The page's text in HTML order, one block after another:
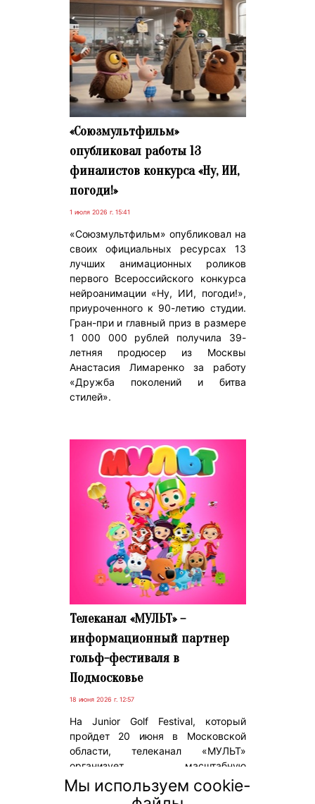
«Союзмультфильм»
опубликовал работы 13
финалистов конкурса «Ну, ИИ,
погоди!»
1 июля 2026 г. 15:41
«Союзмультфильм» опубликовал на
своих официальных ресурсах 13
лучших анимационных роликов
первого Всероссийского конкурса
нейроанимации «Ну, ИИ, погоди!»,
приуроченного к 90-летию студии.
Гран-при и главный приз в размере
1 000 000 рублей получила 39-
летняя продюсер из Москвы
Анастасия Лимаренко за работу
«Дружба поколений и битва
стилей».
Телеканал «МУЛЬТ» –
информационный партнер
гольф-фестиваля в
Подмосковье
18 июня 2026 г. 12:57
На Junior Golf Festival, который
пройдет 20 июня в Московской
области, телеканал «МУЛЬТ»
организует масштабную
развлекательную программу с
участием героев популярных
Мы используем cookie-